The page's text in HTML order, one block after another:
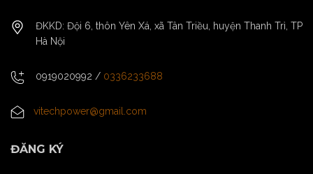
ĐKKD: Đội 6, thôn Yên Xá, xã Tân Triều, huyện Thanh Trì, TP
Hà Nội
0919020992 / 0336233688
vitechpower@gmail.com
ĐĂNG KÝ